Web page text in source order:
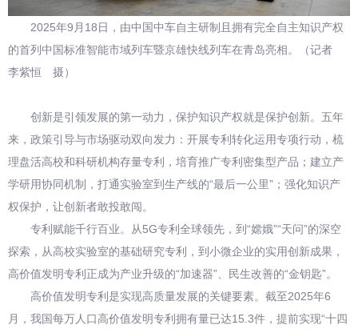
2025年9月18日，由中国中车自主研制且拥有完全自主知识产权
的首列中国标准智能市域列车暨京雄快线列车在青岛亮相。（记者
李紫恒 摄）
创新是引领发展的第一动力，保护知识产权就是保护创新。五年
来，政策引导与市场驱动双向发力：开展专利转化运用专项行动，梳
理盘活高校和科研机构存量专利，培育推广专利密集型产品；建立产
学研用协同机制，打通实验室到生产线的“最后一公里”；强化知识产
权保护，让创新者敢投敢闯。
专利赋能千行百业。从5G专利全球领先，到“嫦娥”“天问”的深空
探索，从高校实验室的基础研究专利，到小微企业的实用创新成果，
高价值发明专利正成为产业升级的“加速器”、民生改善的“金钥匙”。
高价值发明专利是实现高质量发展的关键要素。截至2025年6
月，我国每万人口高价值发明专利拥有量已达15.3件，提前实现“十四